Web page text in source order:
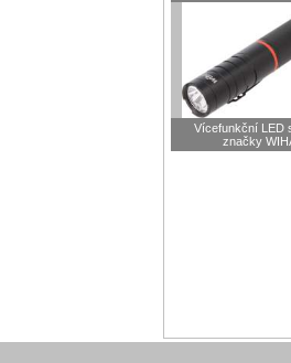
Vícefunkční LED
značky